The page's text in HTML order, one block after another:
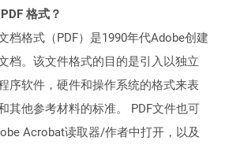
格式？
档格式（PDF）是1990年代Adobe创建
档。该文件格式的目的是引入以独立
序软件，硬件和操作系统的格式来表
其他参考材料的标准。 PDF文件也可
Acrobat读取器/作者中打开，以及